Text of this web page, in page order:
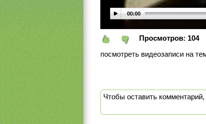
00:00
Просмотров: 104
посмотреть видеозаписи на
Чтобы оставить комментарий,